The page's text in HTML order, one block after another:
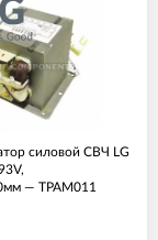
силовой СВЧ LG
— ТРАМ011